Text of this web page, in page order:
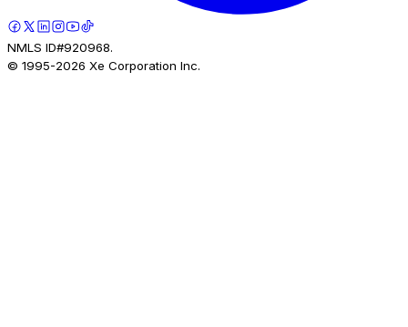
NMLS ID#920968.
© 1995-2026 Xe Corporation Inc.